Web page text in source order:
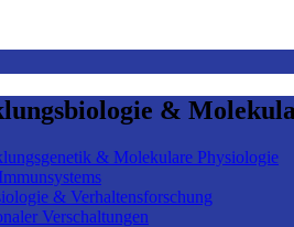
&
& Molekulare Physiologie
& Verhaltensforschung
Verschaltungen